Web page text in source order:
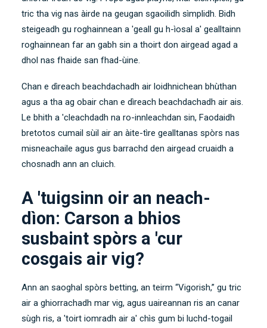
tric tha vig nas àirde na geugan sgaoilidh sìmplidh. Bidh
steigeadh gu roghainnean a 'geall gu h-ìosal a' gealltainn
roghainnean far an gabh sin a thoirt don airgead agad a
dhol nas fhaide san fhad-ùine.
Chan e dìreach beachdachadh air loidhnichean bhùthan
agus a tha ag obair chan e dìreach beachdachadh air ais.
Le bhith a 'cleachdadh na ro-innleachdan sin, Faodaidh
bretotos cumail sùil air an àite-tìre gealltanas spòrs nas
misneachaile agus gus barrachd den airgead cruaidh a
chosnadh ann an cluich.
A 'tuigsinn oir an neach-
dìon: Carson a bhios
susbaint spòrs a 'cur
cosgais air vig?
Ann an saoghal spòrs betting, an teirm “Vigorish,” gu tric
air a ghiorrachadh mar vig, agus uaireannan ris an canar
sùgh ris, a 'toirt iomradh air a' chìs gum bi luchd-togail